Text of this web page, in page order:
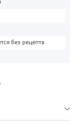
без рецепта